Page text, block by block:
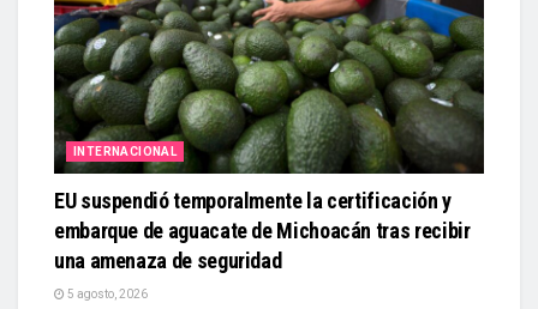
INTERNACIONAL
EU suspendió temporalmente la certificación y
embarque de aguacate de Michoacán tras recibir
una amenaza de seguridad
5 agosto, 2026